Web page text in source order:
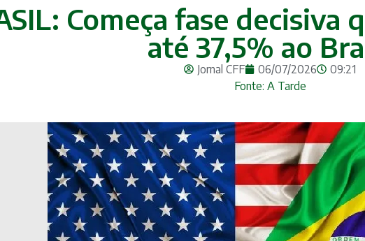
Começa fase
até 37,5% ao
Jornal CFF 06/07/2026
09:21
Fonte: A Tarde